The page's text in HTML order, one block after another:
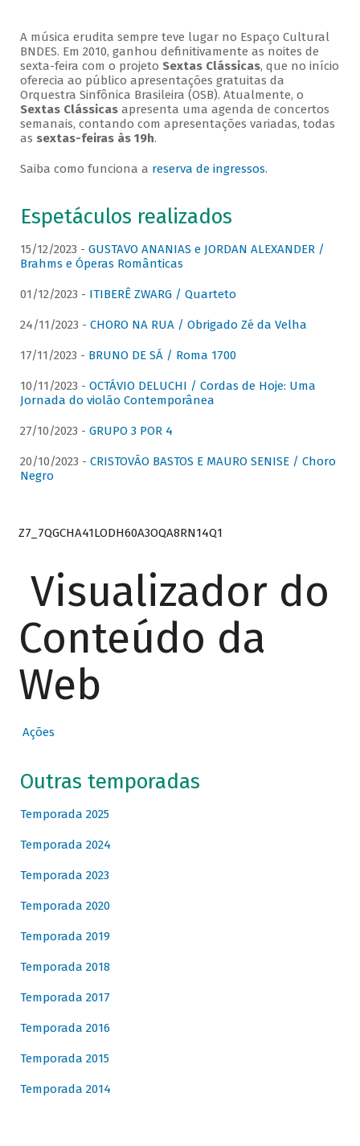
A música erudita sempre teve lugar no Espaço Cultural
BNDES. Em 2010, ganhou definitivamente as noites de
sexta-feira com o projeto Sextas Clássicas, que no início
oferecia ao público apresentações gratuitas da
Orquestra Sinfônica Brasileira (OSB). Atualmente, o
Sextas Clássicasapresenta uma agenda de concertos
semanais, contando com apresentações variadas, todas
as sextas-feiras às 19h.
Saiba como funciona a reserva de ingressos.
Espetáculos realizados
15/12/2023 - GUSTAVO ANANIAS e JORDAN ALEXANDER /
Brahms e Óperas Românticas
01/12/2023 - ITIBERÊ ZWARG / Quarteto
24/11/2023 - CHORO NA RUA / Obrigado Zé da Velha
17/11/2023 - BRUNO DE SÁ / Roma 1700
10/11/2023 - OCTÁVIO DELUCHI / Cordas de Hoje: Uma
Jornada do violão Contemporânea
27/10/2023 - GRUPO 3 POR 4
20/10/2023 - CRISTOVÃO BASTOS E MAURO SENISE / Choro
Negro
Z7_7QGCHA41LODH60A3OQA8RN14Q1
Visualizador do
Conteúdo da
Web
Ações
Outras temporadas
Temporada 2025
Temporada 2024
Temporada 2023
Temporada 2020
Temporada 2019
Temporada 2018
Temporada 2017
Temporada 2016
Temporada 2015
Temporada 2014